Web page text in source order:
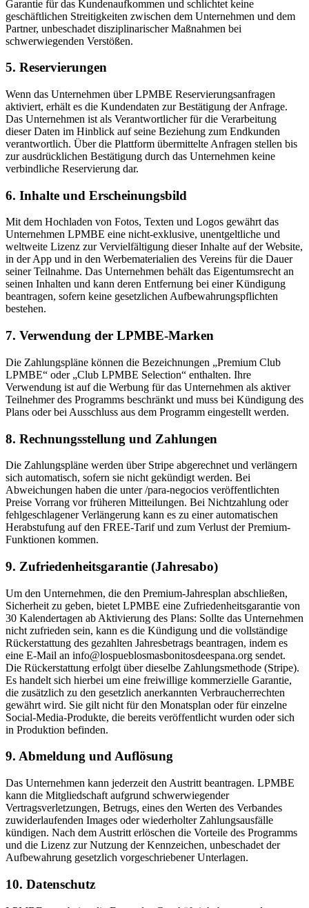
Garantie für das Kundenaufkommen und schlichtet keine
geschäftlichen Streitigkeiten zwischen dem Unternehmen und dem
Partner, unbeschadet disziplinarischer Maßnahmen bei
schwerwiegenden Verstößen.
5. Reservierungen
Wenn das Unternehmen über LPMBE Reservierungsanfragen
aktiviert, erhält es die Kundendaten zur Bestätigung der Anfrage.
Das Unternehmen ist als Verantwortlicher für die Verarbeitung
dieser Daten im Hinblick auf seine Beziehung zum Endkunden
verantwortlich. Über die Plattform übermittelte Anfragen stellen bis
zur ausdrücklichen Bestätigung durch das Unternehmen keine
verbindliche Reservierung dar.
6. Inhalte und Erscheinungsbild
Mit dem Hochladen von Fotos, Texten und Logos gewährt das
Unternehmen LPMBE eine nicht-exklusive, unentgeltliche und
weltweite Lizenz zur Vervielfältigung dieser Inhalte auf der Website,
in der App und in den Werbematerialien des Vereins für die Dauer
seiner Teilnahme. Das Unternehmen behält das Eigentumsrecht an
seinen Inhalten und kann deren Entfernung bei einer Kündigung
beantragen, sofern keine gesetzlichen Aufbewahrungspflichten
bestehen.
7. Verwendung der LPMBE-Marken
Die Zahlungspläne können die Bezeichnungen „Premium Club
LPMBE“ oder „Club LPMBE Selection“ enthalten. Ihre
Verwendung ist auf die Werbung für das Unternehmen als aktiver
Teilnehmer des Programms beschränkt und muss bei Kündigung des
Plans oder bei Ausschluss aus dem Programm eingestellt werden.
8. Rechnungsstellung und Zahlungen
Die Zahlungspläne werden über Stripe abgerechnet und verlängern
sich automatisch, sofern sie nicht gekündigt werden. Bei
Abweichungen haben die unter /para-negocios veröffentlichten
Preise Vorrang vor früheren Mitteilungen. Bei Nichtzahlung oder
fehlgeschlagener Verlängerung kann es zu einer automatischen
Herabstufung auf den FREE-Tarif und zum Verlust der Premium-
Funktionen kommen.
9. Zufriedenheitsgarantie (Jahresabo)
Um den Unternehmen, die den Premium-Jahresplan abschließen,
Sicherheit zu geben, bietet LPMBE eine Zufriedenheitsgarantie von
30 Kalendertagen ab Aktivierung des Plans: Sollte das Unternehmen
nicht zufrieden sein, kann es die Kündigung und die vollständige
Rückerstattung des gezahlten Jahresbetrags beantragen, indem es
eine E-Mail an info@lospueblosmasbonitosdeespana.org sendet.
Die Rückerstattung erfolgt über dieselbe Zahlungsmethode (Stripe).
Es handelt sich hierbei um eine freiwillige kommerzielle Garantie,
die zusätzlich zu den gesetzlich anerkannten Verbraucherrechten
gewährt wird. Sie gilt nicht für den Monatsplan oder für einzelne
Social-Media-Produkte, die bereits veröffentlicht wurden oder sich
in Produktion befinden.
9. Abmeldung und Auflösung
Das Unternehmen kann jederzeit den Austritt beantragen. LPMBE
kann die Mitgliedschaft aufgrund schwerwiegender
Vertragsverletzungen, Betrugs, eines den Werten des Verbandes
zuwiderlaufenden Images oder wiederholter Zahlungsausfälle
kündigen. Nach dem Austritt erlöschen die Vorteile des Programms
und die Lizenz zur Nutzung der Kennzeichen, unbeschadet der
Aufbewahrung gesetzlich vorgeschriebener Unterlagen.
10. Datenschutz